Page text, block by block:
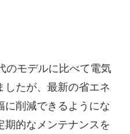
のモデルに比べて電気
したが、最新の省エネ
に削減できるようにな
期的なメンテナンスを